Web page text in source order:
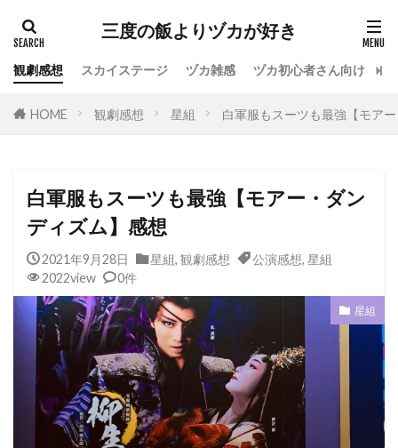
三度の飯よりヅカが好き
観劇感想 スカイステージ ヅカ雑感 ヅカ初心者さん向け
HOME 観劇感想 星組 白軍服もスーツも最強【モア
白軍服もスーツも最強【モアー・ダン
ディズム】感想
2021年9月28日 星組, 観劇感想 公演感想, 星組
2022view
0件
星組
専科 花組 月組 雪組
星組
スカステ
お茶会
レヴュースタァライト
おすすめ飲食店
拍手
初観劇
観劇マナー
かげきしょうじょ!!
検索